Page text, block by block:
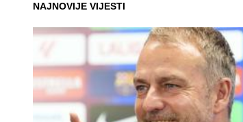
NAJNOVIJE VIJESTI